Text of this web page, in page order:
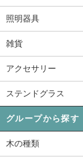
照明器具
雑貨
アクセサリー
ステンドグラス
グループから探す
木の種類